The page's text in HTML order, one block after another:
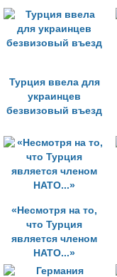
Турция ввела для
украинцев
безвизовый въезд
«Несмотря на то,
что Турция
является членом
НАТО...»